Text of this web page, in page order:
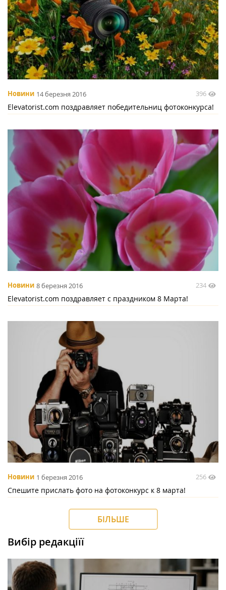
Новини 14 березня 2016 396
Elevatorist.com поздравляет победительниц фотоконкурса!
Новини 8 березня 2016 234
Elevatorist.com поздравляет с праздником 8 Марта!
Новини 1 березня 2016 256
Спешите прислать фото на фотоконкурс к 8 марта!
БІЛЬШЕ
Вибір редакціїї